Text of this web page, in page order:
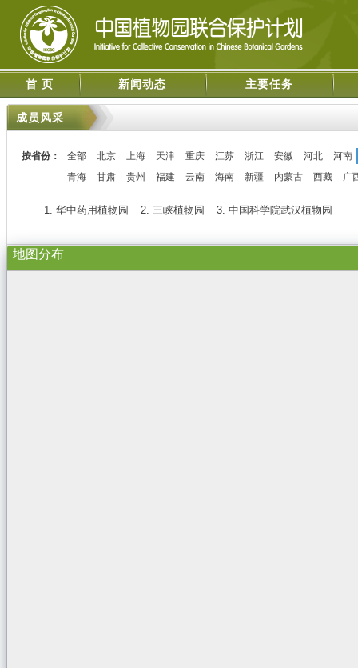
首 页 新闻动态 主要任务
成员风采
按省份： 全部 北京 上海 天津 重庆 江苏 浙江 安徽 河北
河南
青海
甘肃 贵州 福建 云南 海南 新疆 内蒙古 西藏 广
1. 华中药用植物园 2. 三峡植物园 3. 中国科学院武汉植物园
地图分布